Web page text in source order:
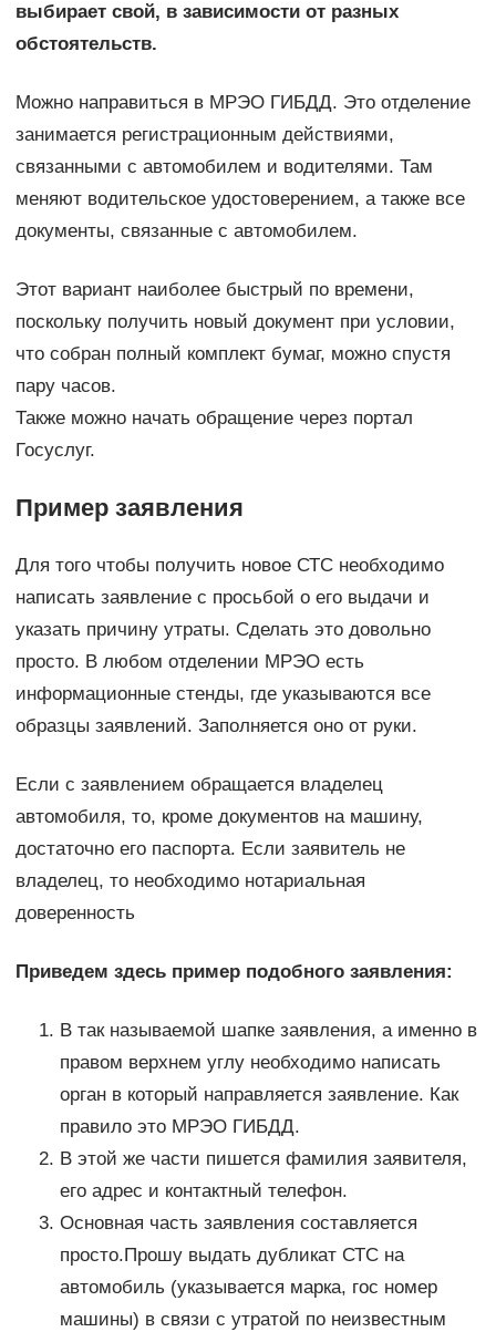
выбирает свой, в зависимости от разных
обстоятельств.
Можно направиться в МРЭО ГИБДД. Это отделение
занимается регистрационным действиями,
связанными с автомобилем и водителями. Там
меняют водительское удостоверением, а также все
документы, связанные с автомобилем.
Этот вариант наиболее быстрый по времени,
поскольку получить новый документ при условии,
что собран полный комплект бумаг, можно спустя
пару часов.
Также можно начать обращение через портал
Госуслуг.
Пример заявления
Для того чтобы получить новое СТС необходимо
написать заявление с просьбой о его выдачи и
указать причину утраты. Сделать это довольно
просто. В любом отделении МРЭО есть
информационные стенды, где указываются все
образцы заявлений. Заполняется оно от руки.
Если с заявлением обращается владелец
автомобиля, то, кроме документов на машину,
достаточно его паспорта. Если заявитель не
владелец, то необходимо нотариальная
доверенность
Приведем здесь пример подобного заявления:
В так называемой шапке заявления, а именно в
правом верхнем углу необходимо написать
орган в который направляется заявление. Как
правило это МРЭО ГИБДД.
В этой же части пишется фамилия заявителя,
его адрес и контактный телефон.
Основная часть заявления составляется
просто.Прошу выдать дубликат СТС на
автомобиль (указывается марка, гос номер
машины) в связи с утратой по неизвестным